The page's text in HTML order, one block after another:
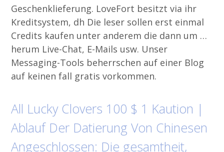
Geschenklieferung. LoveFort besitzt via ihr
Kreditsystem, dh Die leser sollen erst einmal
Credits kaufen unter anderem die dann um …
herum Live-Chat, E-Mails usw. Unser
Messaging-Tools beherrschen auf einer Blog
auf keinen fall gratis vorkommen.
All Lucky Clovers 100 $ 1 Kaution |
Ablauf Der Datierung Von Chinesen
Angeschlossen: Die gesamtheit,